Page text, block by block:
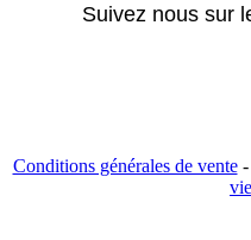
Suivez nous sur
Conditions générales de vente-